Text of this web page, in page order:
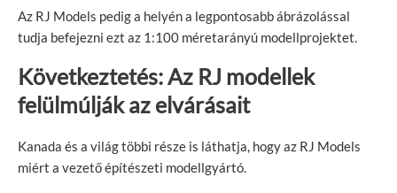
Az RJ Models pedig a helyén a legpontosabb ábrázolással
tudja befejezni ezt az 1:100 méretarányú modellprojektet.
Következtetés: Az RJ modellek
felülmúlják az elvárásait
Kanada és a világ többi része is láthatja, hogy az RJ Models
miért a vezető építészeti modellgyártó.